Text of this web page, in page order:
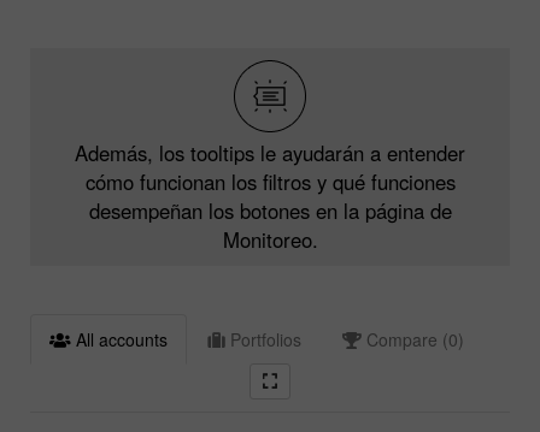
Además, los tooltips le ayudarán a entender
cómo funcionan los filtros y qué funciones
desempeñan los botones en la página de
Monitoreo.
All accounts Portfolios Compare (0)